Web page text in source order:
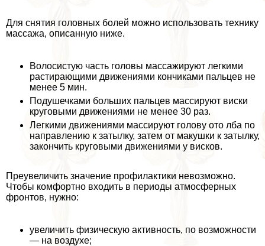
Для снятия головных болей можно использовать технику
массажа, описанную ниже.
Волосистую часть головы массажируют легкими
растирающими движениями кончиками пальцев не
менее 5 мин.
Подушечками больших пальцев массируют виски
круговыми движениями не менее 30 раз.
Легкими движениями массируют голову ото лба по
направлению к затылку, затем от макушки к затылку,
закончить круговыми движениями у висков.
Преувеличить значение профилактики невозможно.
Чтобы комфортно входить в периоды атмосферных
фронтов, нужно:
увеличить физическую активность, по возможности
— на воздухе;